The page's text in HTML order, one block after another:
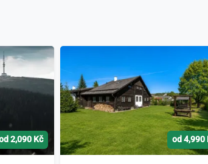
2,090 Kč od 4,990